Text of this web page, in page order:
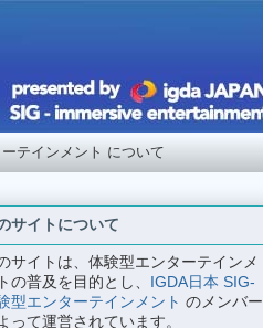
テインメント について
サイトについて
サイトは、体験型エンターテインメ
の普及を目的とし、 IGDA日本 SIG-
型エンターテインメント のメンバー
って運営されています。